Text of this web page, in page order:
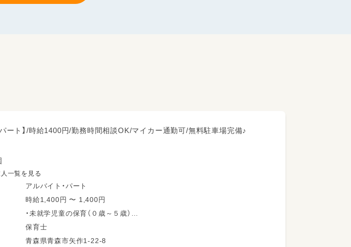
ート】/時給1400円/勤務時間相談OK/マイカー通勤可/無料駐車場完備♪
一覧を見る
アルバイト・パート
時給1,400円 〜 1,400円
・未就学児童の保育（０歳～５歳）
・園内外の環境整備
※園児定員：６０名
保育士
青森県青森市矢作1-22-8